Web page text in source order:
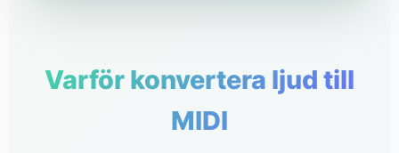
Varför konvertera ljud till
MIDI